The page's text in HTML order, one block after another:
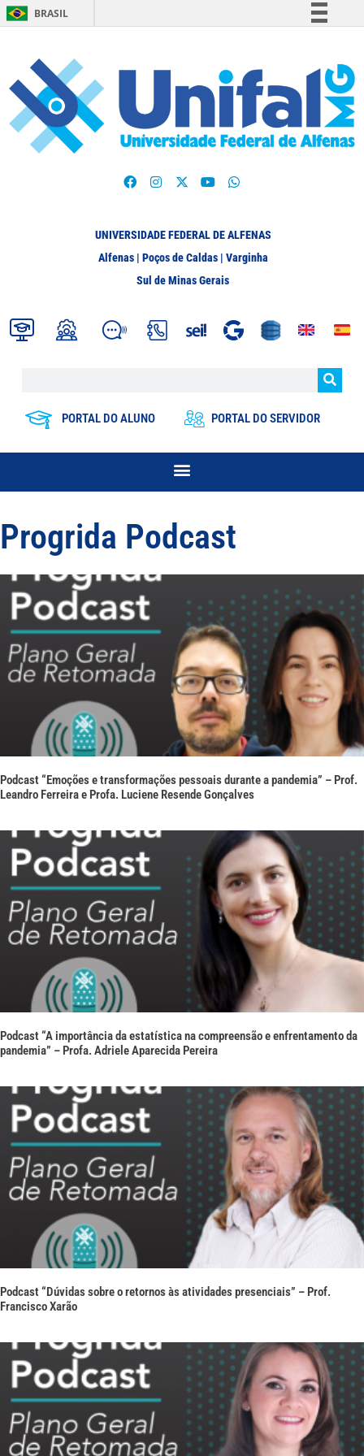
BRASIL
Participe
Acesso à informação
Legislação
UNIVERSIDADE FEDERAL DE ALFENAS
Alfenas | Poços de Caldas | Varginha
Sul de Minas Gerais
PORTAL DO ALUNO PORTAL DO SERVIDOR
Progrida Podcast
Podcast “Emoções e transformações pessoais durante a pandemia” – Prof.
Leandro Ferreira e Profa. Luciene Resende Gonçalves
Podcast “A importância da estatística na compreensão e enfrentamento da
pandemia” – Profa. Adriele Aparecida Pereira
Podcast “Dúvidas sobre o retornos às atividades presenciais” – Prof.
Francisco Xarão